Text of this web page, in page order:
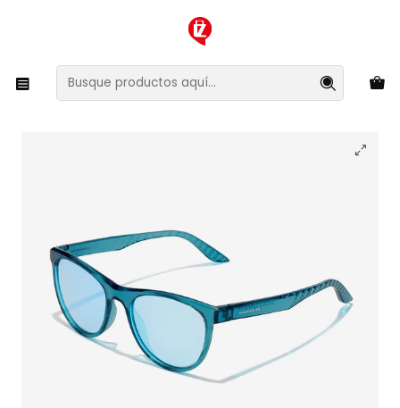
XMAS SALE ¡Compra antes de que la oferta termine!
Lentes y Accesorios Lentes de Sol
Lentes de Sol Polarizado Hawkers Trail HTRA24LLTP